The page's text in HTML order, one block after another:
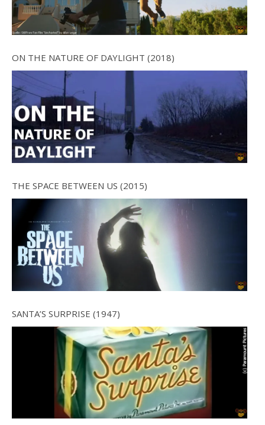
ON THE NATURE OF DAYLIGHT (2018)
THE SPACE BETWEEN US (2015)
SANTA’S SURPRISE (1947)